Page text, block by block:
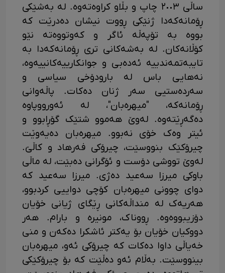
ساڵی ٢٠٠٣ چاپ و بڵاو کراوەتەوە. لە بەشێکی
ڕۆمانەکەدا ژنێکی ڕووت نیشان دەدرێت کە
بووە بە تۆپەڵە ئاگر و کەوتووەتە نێو
کۆڵانەکان. لە بەشەکانی تری ڕۆمانەکەدا بە
تایبەتمەندییە ئەدەبی و جوانکارییەکانییەوە،
نەهایی باس لە بارودۆخی سیاسی و
سەردەستیی سەر ژنان دەکات. پاڵەوانی
ڕۆمانەکە، "میهرەبان"، لە ئەورووپاوە
دەگەڕێتەوە. لەوێ هەموو شتێک گۆڕابوو و
ئیتر وەک خۆی نەبوو. میهرەبان دەیەوێت
چیرۆکێک بنووسێت، چیرۆکی فەرهاد و کاڵێ.
لەوێ تووشی دۆست و ئۆگرانی دەبێت، لە ماڵی
باوکی میرزا سەعید دەژی. میرزا سەعید کە
دوای چوونی میهرەبان کۆچی دواییی کردبوو،
هەریەک لە منداڵەکانی ڕێگای ژیانی خۆیان
دۆزیبووەوە. ڕووناک، مونیرە و بارام. هەر
دووکیان خۆیان بۆ یەکتر ئاشکرا دەکەن و منی
خەیاڵی داوا دەکات کە چیرۆکی ئەو، میهرەبان
بینووسێت. بەڵام ئەو دەڵێت کە بۆ چیرۆکێکی